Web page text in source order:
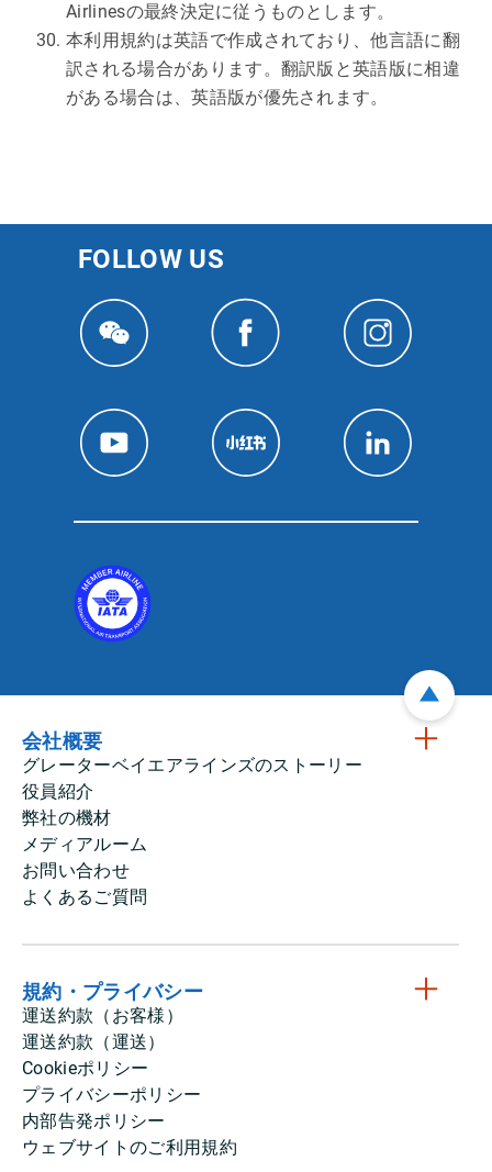
Airlinesの最終決定に従うものとします。
本利用規約は英語で作成されており、他言語に翻
訳される場合があります。翻訳版と英語版に相違
がある場合は、英語版が優先されます。
FOLLOW US
会社概要
グレーターベイエアラインズのストーリー
役員紹介
弊社の機材
メディアルーム
お問い合わせ
よくあるご質問
規約・プライバシー
運送約款（お客様）
運送約款（運送）
Cookieポリシー
プライバシーポリシー
内部告発ポリシー
ウェブサイトのご利用規約